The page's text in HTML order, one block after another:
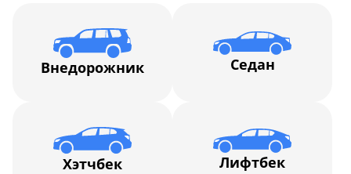
Внедорожник Седан
Хэтчбек Лифтбек